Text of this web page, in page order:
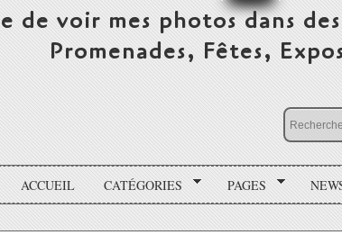
de voir mes photos dans
Promenades, Fêtes,
ACCUEIL CATÉGORIES PAGES